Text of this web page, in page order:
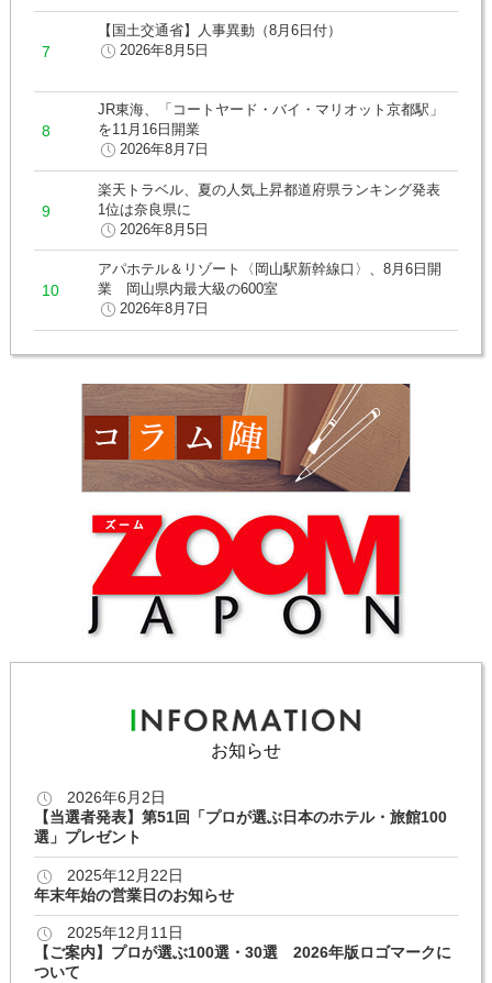
【国土交通省】人事異動（8月6日付）
2026年8月5日
JR東海、「コートヤード・バイ・マリオット京都駅」
を11月16日開業
2026年8月7日
楽天トラベル、夏の人気上昇都道府県ランキング発表
1位は奈良県に
2026年8月5日
アパホテル＆リゾート〈岡山駅新幹線口〉、8月6日開
業 岡山県内最大級の600室
2026年8月7日
お知らせ
2026年6月2日
【当選者発表】第51回「プロが選ぶ日本のホテル・旅館100
選」プレゼント
2025年12月22日
年末年始の営業日のお知らせ
2025年12月11日
【ご案内】プロが選ぶ100選・30選 2026年版ロゴマークに
ついて